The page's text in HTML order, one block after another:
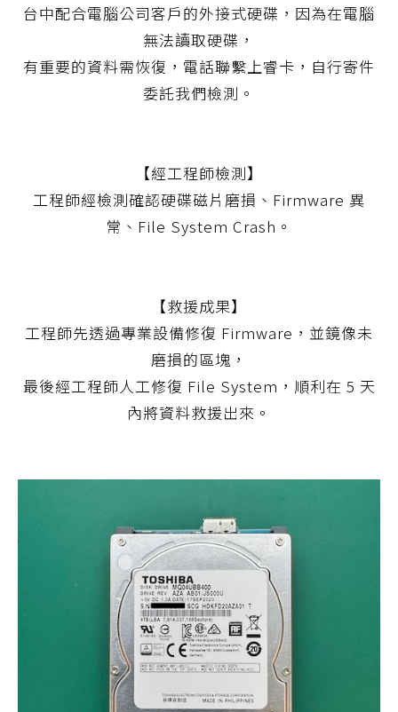
台中配合電腦公司客戶的外接式硬碟，因為在電腦
無法讀取硬碟，
有重要的資料需恢復，電話聯繫上睿卡，自行寄件
委託我們檢測。
【經工程師檢測】
工程師經檢測確認硬碟磁片磨損、Firmware 異
常、File System Crash。
【救援成果】
工程師先透過專業設備修復 Firmware，並鏡像未
磨損的區塊，
最後經工程師人工修復 File System，順利在 5 天
內將資料救援出來。